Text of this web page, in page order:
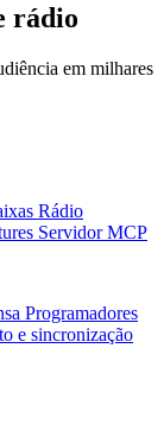
rádio
em milhares
Rádio
Servidor MCP
Programadores
e sincronização